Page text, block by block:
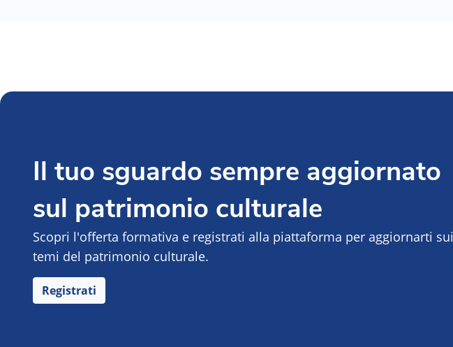
Il tuo sguardo sempre aggiornato
sul patrimonio culturale
Scopri l'offerta formativa e registrati alla piattaforma per aggiornarti sui
temi del patrimonio culturale.
Registrati